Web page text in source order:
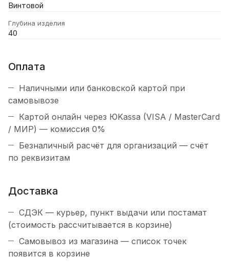
Винтовой
Глубина изделия
40
Оплата
Наличными или банковской картой при
самовывозе
Картой онлайн через ЮKassa (VISA / MasterCard
/ МИР) — комиссия 0%
Безналичный расчёт для организаций — счёт
по реквизитам
Доставка
СДЭК — курьер, пункт выдачи или постамат
(стоимость рассчитывается в корзине)
Самовывоз из магазина — список точек
появится в корзине